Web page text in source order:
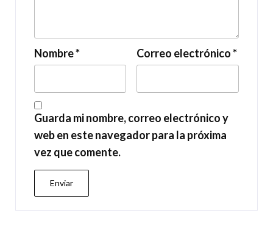
Nombre* Correo electrónico*
Guarda mi nombre, correo electrónico y
web en este navegador para la próxima
vez que comente.